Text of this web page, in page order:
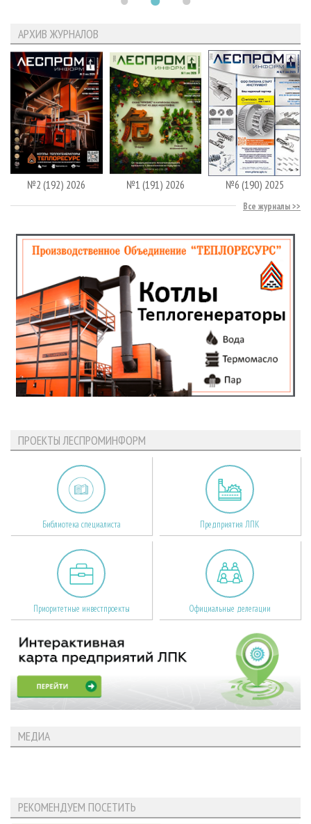
АРХИВ ЖУРНАЛОВ
№2 (192) 2026 №1 (191) 2026 №6 (190) 2025
Все журналы
ПРОЕКТЫ ЛЕСПРОМИНФОРМ
Библиотека специалиста Предприятия ЛПК
Приоритетные инвестпроекты Официальные делегации
МЕДИА
РЕКОМЕНДУЕМ ПОСЕТИТЬ